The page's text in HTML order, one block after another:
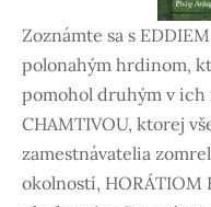
Zoznámte sa s
polonahým hrdinom,
pomohol druhým v ich
CHAMTIVOU, ktorej
zamestnávatelia
okolností, HORÁTIOM